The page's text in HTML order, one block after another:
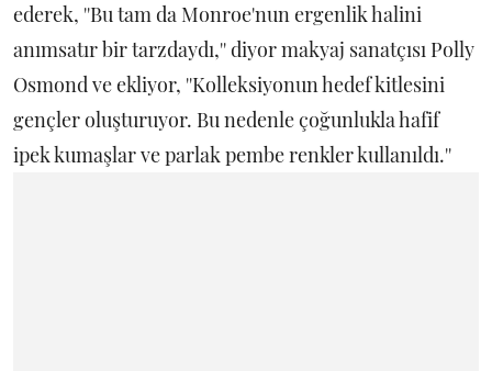
ederek, ''Bu tam da Monroe'nun ergenlik halini
anımsatır bir tarzdaydı,'' diyor makyaj sanatçısı Polly
Osmond ve ekliyor, ''Kolleksiyonun hedef kitlesini
gençler oluşturuyor. Bu nedenle çoğunlukla hafif
ipek kumaşlar ve parlak pembe renkler kullanıldı.''